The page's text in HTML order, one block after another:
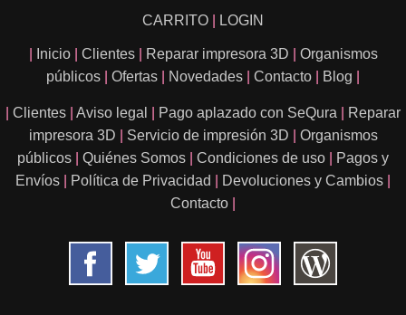
CARRITO LOGIN
Inicio Clientes Reparar impresora 3D
Organismos
públicos
Ofertas Novedades Contacto Blog
Clientes Aviso legal Pago aplazado con SeQura
Reparar
impresora 3D
Servicio de impresión 3D
Organismos
públicos
Quiénes Somos Condiciones de uso
Pagos y
Envíos
Política de Privacidad Devoluciones y Cambios
Contacto